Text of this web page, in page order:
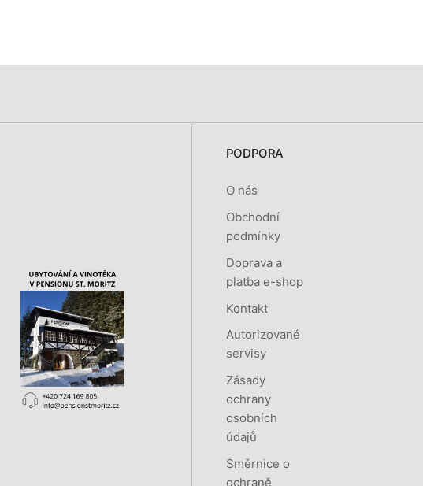
PODPORA
O nás
Obchodní
podmínky
Doprava a
platba e-shop
Kontakt
Autorizované
servisy
Zásady
ochrany
osobních
údajů
Směrnice o
ochraně